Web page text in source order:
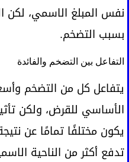
نفس المبلغ الاسمي، لكن
بسبب التضخم.
التفاعل بين التضخم والفائدة
يتفاعل كل من التضخم
الأساسي للقرض، ولكن
يكون مختلفًا تمامًا عن
تدفع أكثر من الناحية